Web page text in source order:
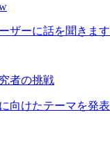
ザーに話を聞きます
者の挑戦
向けたテーマを発表